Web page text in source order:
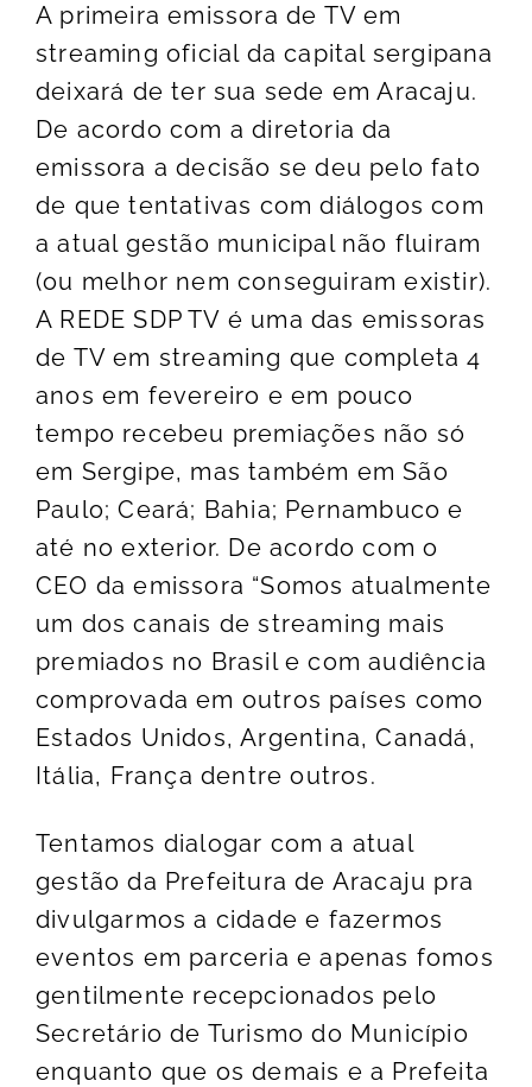
A primeira emissora de TV em
streaming oficial da capital sergipana
deixará de ter sua sede em Aracaju.
De acordo com a diretoria da
emissora a decisão se deu pelo fato
de que tentativas com diálogos com
a atual gestão municipal não fluiram
(ou melhor nem conseguiram existir).
A REDE SDP TV é uma das emissoras
de TV em streaming que completa 4
anos em fevereiro e em pouco
tempo recebeu premiações não só
em Sergipe, mas também em São
Paulo; Ceará; Bahia; Pernambuco e
até no exterior. De acordo com o
CEO da emissora “Somos atualmente
um dos canais de streaming mais
premiados no Brasil e com audiência
comprovada em outros países como
Estados Unidos, Argentina, Canadá,
Itália, França dentre outros.
Tentamos dialogar com a atual
gestão da Prefeitura de Aracaju pra
divulgarmos a cidade e fazermos
eventos em parceria e apenas fomos
gentilmente recepcionados pelo
Secretário de Turismo do Município
enquanto que os demais e a Prefeita